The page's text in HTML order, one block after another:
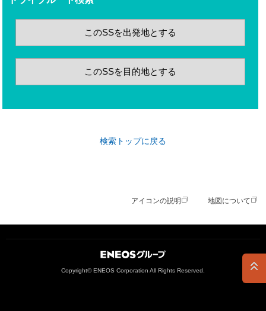
このSSを出発地とする
このSSを目的地とする
検索トップに戻る
アイコンの説明 地図について
Copyright© ENEOS Corporation All Rights Reserved.